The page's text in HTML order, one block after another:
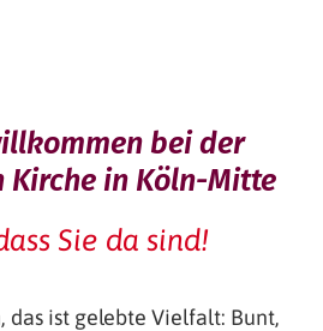
bei der
in Köln-Mitte
Sie da sind!
das ist gelebte Vielfalt: Bunt,